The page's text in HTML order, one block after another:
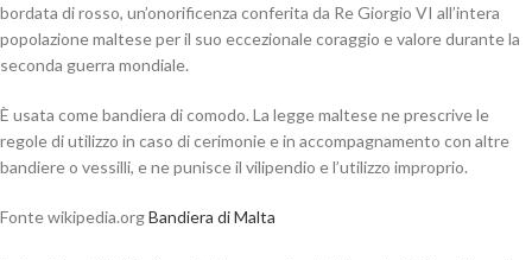
bordata di rosso, un’onorificenza conferita da Re Giorgio VI all’intera
popolazione maltese per il suo eccezionale coraggio e valore durante la
seconda guerra mondiale.
È usata come bandiera di comodo. La legge maltese ne prescrive le
regole di utilizzo in caso di cerimonie e in accompagnamento con altre
bandiere o vessilli, e ne punisce il vilipendio e l’utilizzo improprio.
Fonte wikipedia.orgBandiera di Malta